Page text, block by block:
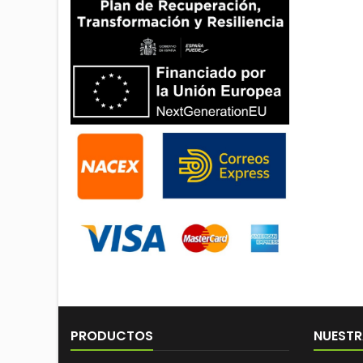
PRODUCTOS